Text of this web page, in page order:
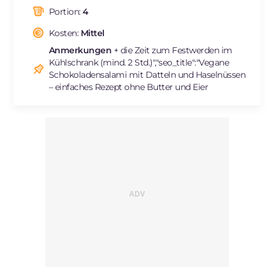
Portion:4
Kosten: Mittel
Anmerkungen + die Zeit zum Festwerden im
Kühlschrank (mind. 2 Std.)","seo_title":"Vegane
Schokoladensalami mit Datteln und Haselnüssen
– einfaches Rezept ohne Butter und Eier